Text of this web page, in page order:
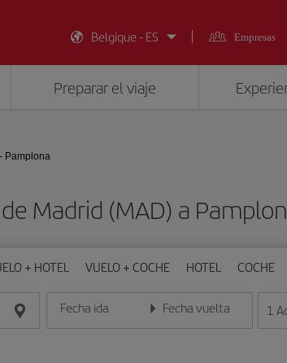
Belgique - ES
Empresas
Preparar el viaje
Pamplona
Madrid (MAD) a
+ HOTEL VUELO + COCHE HOTEL COCHE
Fecha ida
Introduce la fecha en formato día/mes/año
Fecha vuelta
Introduce la fecha en 1